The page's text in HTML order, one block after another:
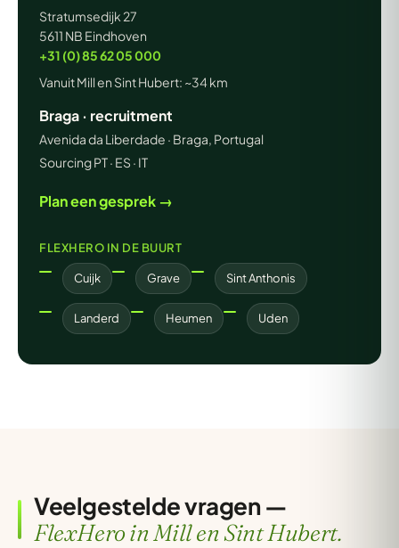
Stratumsedijk 27
5611 NB Eindhoven
+31 (0) 85 62 05 000
Vanuit Mill en Sint Hubert: ~34 km
Braga · recruitment
Avenida da Liberdade · Braga, Portugal
Sourcing PT · ES · IT
Plan een gesprek →
FLEXHERO IN DE BUURT
Cuijk Grave Sint Anthonis
Landerd Heumen Uden
Veelgestelde vragen —
FlexHero in Mill en Sint Hubert.